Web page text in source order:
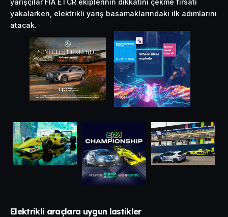
yarışçılar FIA ETCR ekiplerinin dikkatini çekme fırsatı
yakalarken, elektrikli yarış basamaklarındaki ilk adımlarını
atacak.
Elektrikli araçlara uygun lastikler